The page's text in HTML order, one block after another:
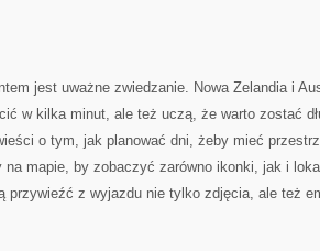
jest uważne zwiedzanie. Nowa Zelandia i
w kilka minut, ale też uczą, że warto zostać
o tym, jak planować dni, żeby mieć
na mapie, by zobaczyć zarówno ikonki, jak i
przywieźć z wyjazdu nie tylko zdjęcia, ale też